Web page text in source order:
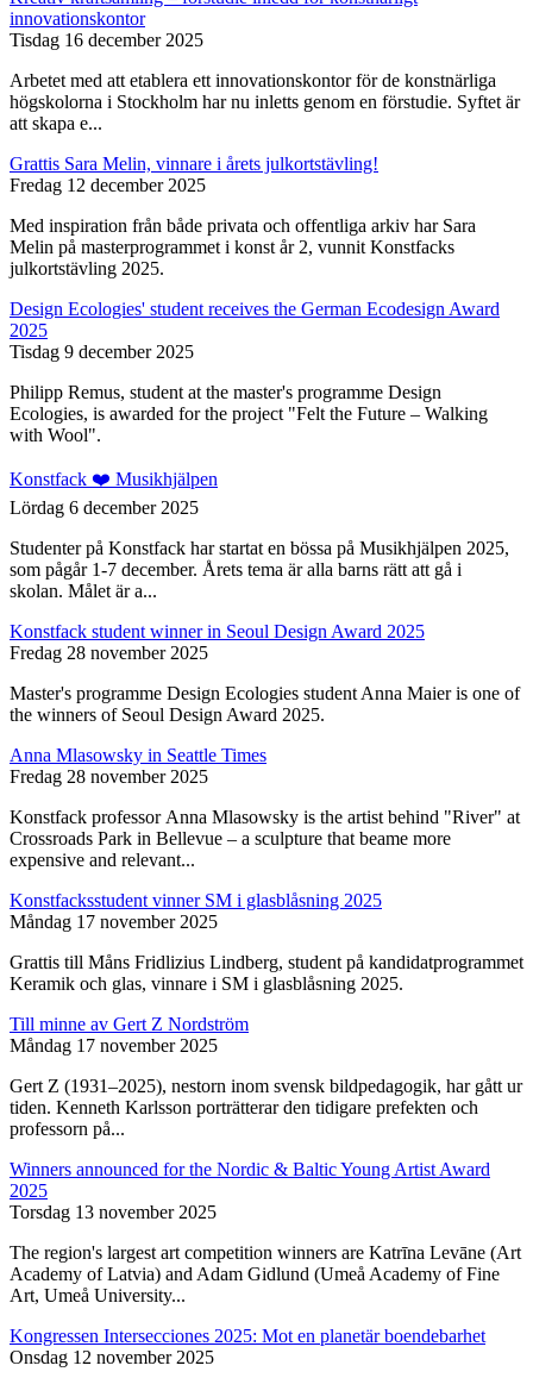
innovationskontor
Tisdag 16 december 2025
Arbetet med att etablera ett innovationskontor för de konstnärliga
högskolorna i Stockholm har nu inletts genom en förstudie. Syftet är
att skapa e...
Grattis Sara Melin, vinnare i årets julkortstävling!
Fredag 12 december 2025
Med inspiration från både privata och offentliga arkiv har Sara
Melin på masterprogrammet i konst år 2, vunnit Konstfacks
julkortstävling 2025.
Design Ecologies' student receives the German Ecodesign Award
2025
Tisdag 9 december 2025
Philipp Remus, student at the master's programme Design
Ecologies, is awarded for the project "Felt the Future – Walking
with Wool".
Konstfack ❤️ Musikhjälpen
Lördag 6 december 2025
Studenter på Konstfack har startat en bössa på Musikhjälpen 2025,
som pågår 1-7 december. Årets tema är alla barns rätt att gå i
skolan. Målet är a...
Konstfack student winner in Seoul Design Award 2025
Fredag 28 november 2025
Master's programme Design Ecologies student Anna Maier is one of
the winners of Seoul Design Award 2025.
Anna Mlasowsky in Seattle Times
Fredag 28 november 2025
Konstfack professor Anna Mlasowsky is the artist behind "River" at
Crossroads Park in Bellevue – a sculpture that beame more
expensive and relevant...
Konstfacksstudent vinner SM i glasblåsning 2025
Måndag 17 november 2025
Grattis till Måns Fridlizius Lindberg, student på kandidatprogrammet
Keramik och glas, vinnare i SM i glasblåsning 2025.
Till minne av Gert Z Nordström
Måndag 17 november 2025
Gert Z (1931–2025), nestorn inom svensk bildpedagogik, har gått ur
tiden. Kenneth Karlsson porträtterar den tidigare prefekten och
professorn på...
Winners announced for the Nordic & Baltic Young Artist Award
2025
Torsdag 13 november 2025
The region's largest art competition winners are Katrīna Levāne (Art
Academy of Latvia) and Adam Gidlund (Umeå Academy of Fine
Art, Umeå University...
Kongressen Intersecciones 2025: Mot en planetär boendebarhet
Onsdag 12 november 2025